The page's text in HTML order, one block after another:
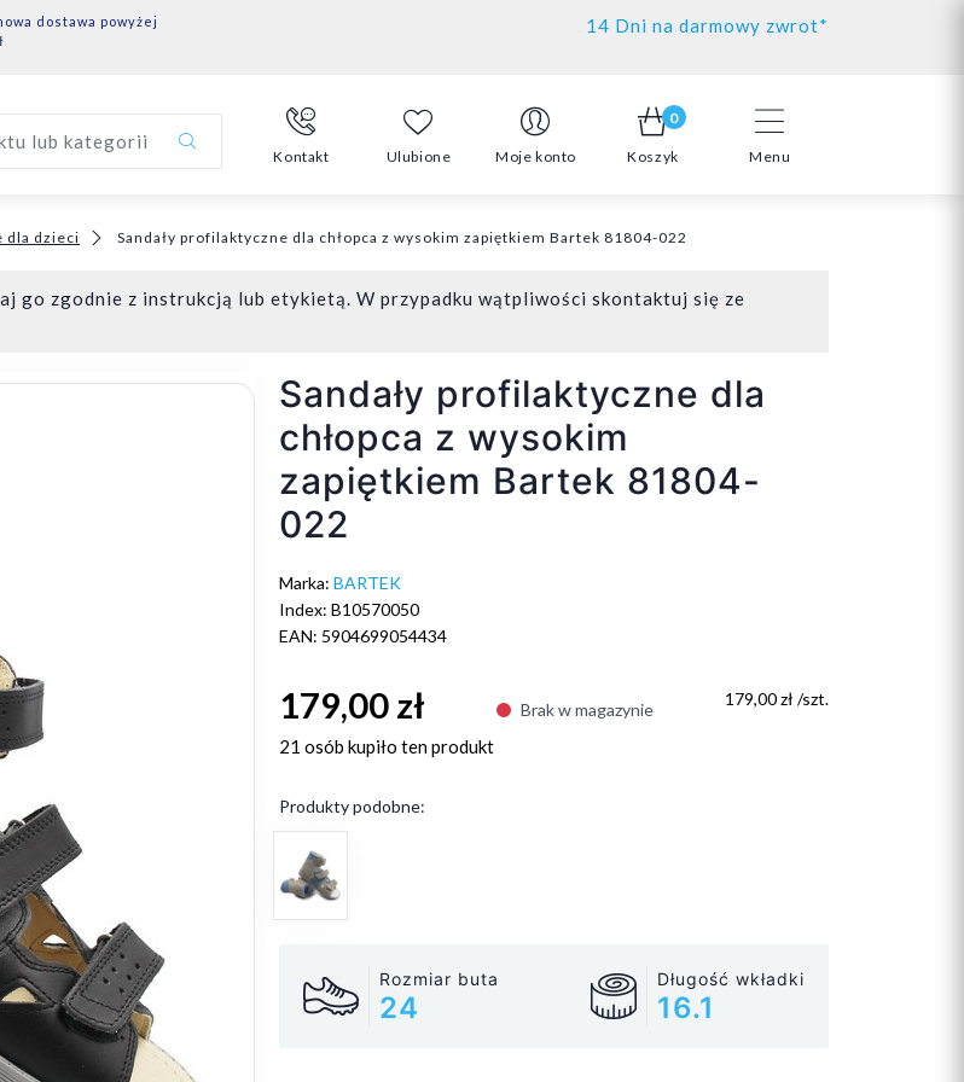
dostawa powyżej
14 Dni na darmowy zwrot*
Menu
lub kategorii
Kontakt Ulubione Moje konto
0
Koszyk
dla dzieci Sandały profilaktyczne dla chłopca z wysokim zapiętkiem Bartek 81804-022
go zgodnie z instrukcją lub etykietą. W przypadku wątpliwości skontaktuj się ze
Sandały profilaktyczne dla
chłopca z wysokim
zapiętkiem Bartek 81804-
022
Marka: BARTEK
Index: B10570050
EAN: 5904699054434
179,00 zł Brak w magazynie
179,00 zł /szt.
21 osób kupiło ten produkt
Produkty podobne:
Rozmiar buta
24
Długość wkładki
16.1